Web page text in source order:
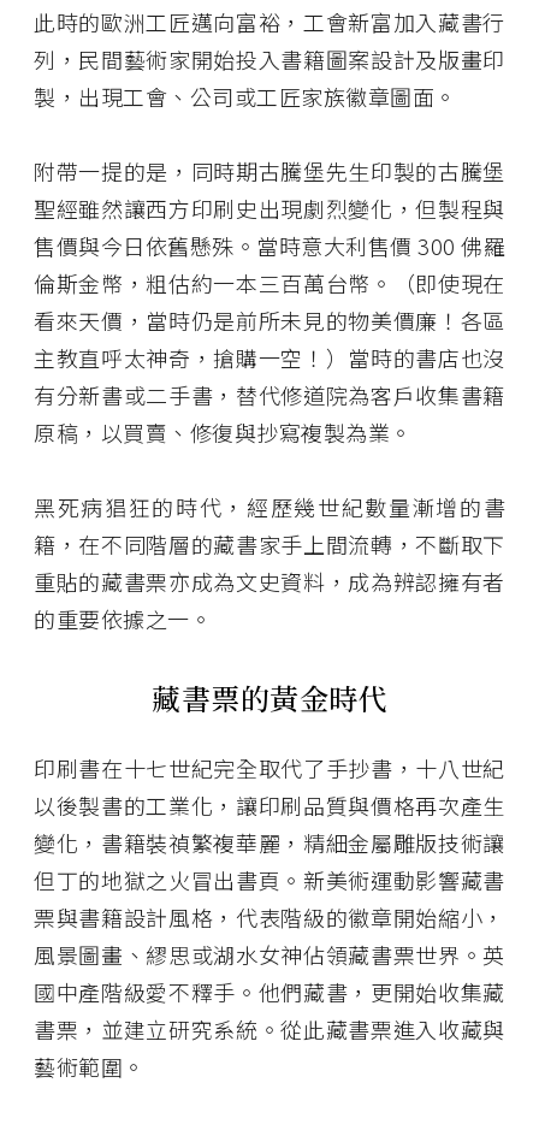
此時的歐洲工匠邁向富裕，工會新富加入藏書行
列，民間藝術家開始投入書籍圖案設計及版畫印
製，出現工會、公司或工匠家族徽章圖面。
附帶一提的是，同時期古騰堡先生印製的古騰堡
聖經雖然讓西方印刷史出現劇烈變化，但製程與
售價與今日依舊懸殊。當時意大利售價 300 佛羅
倫斯金幣，粗估約一本三百萬台幣。（即使現在
看來天價，當時仍是前所未見的物美價廉！各區
主教直呼太神奇，搶購一空！）當時的書店也沒
有分新書或二手書，替代修道院為客戶收集書籍
原稿，以買賣、修復與抄寫複製為業。
黑死病猖狂的時代，經歷幾世紀數量漸增的書
籍，在不同階層的藏書家手上間流轉，不斷取下
重貼的藏書票亦成為文史資料，成為辨認擁有者
的重要依據之一。
藏書票的黃金時代
印刷書在十七世紀完全取代了手抄書，十八世紀
以後製書的工業化，讓印刷品質與價格再次產生
變化，書籍裝禎繁複華麗，精細金屬雕版技術讓
但丁的地獄之火冒出書頁。新美術運動影響藏書
票與書籍設計風格，代表階級的徽章開始縮小，
風景圖畫、繆思或湖水女神佔領藏書票世界。英
國中產階級愛不釋手。他們藏書，更開始收集藏
書票，並建立研究系統。從此藏書票進入收藏與
藝術範圍。